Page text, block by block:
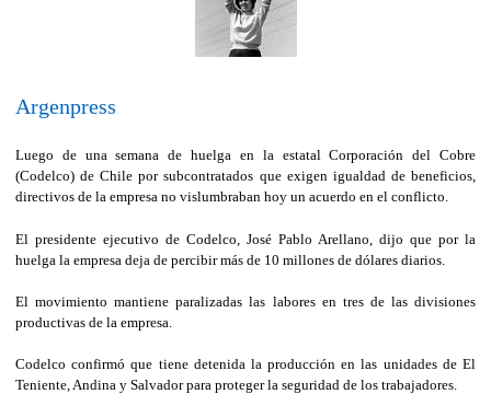
Argenpress
Luego de una semana de huelga en la estatal Corporación del Cobre
(Codelco) de Chile por subcontratados que exigen igualdad de beneficios,
directivos de la empresa no vislumbraban hoy un acuerdo en el conflicto.
El presidente ejecutivo de Codelco, José Pablo Arellano, dijo que por la
huelga la empresa deja de percibir más de 10 millones de dólares diarios.
El movimiento mantiene paralizadas las labores en tres de las divisiones
productivas de la empresa.
Codelco confirmó que tiene detenida la producción en las unidades de El
Teniente, Andina y Salvador para proteger la seguridad de los trabajadores.